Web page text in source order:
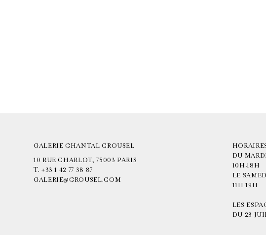
GALERIE CHANTAL CROUSEL
10 RUE CHARLOT, 75003 PARIS
T. +33 1 42 77 38 87
GALERIE@CROUSEL.COM
DU
10H-18H
LE
11H-19H
LES
DU 23